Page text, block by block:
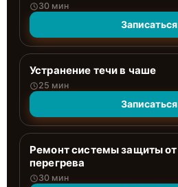
30 мин
Записаться
Устранение течи в чаше
25 мин
Записаться
Ремонт системы защиты от
перегрева
30 мин